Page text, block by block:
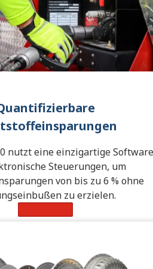
nutzt eine einzigartige Software
Steuerungen, um
von bis zu 6 % ohne
zu erzielen.